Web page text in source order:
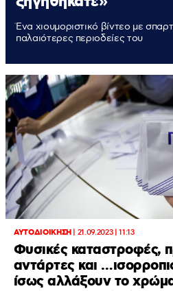
Ένα χιουμοριστικό βίντεο με
παλαιότερες περιοδείες του
ΑΥΤΟΔΙΟΙΚΗΣΗ| 21.09.2023 | 11:13
Φυσικές καταστροφές,
αντάρτες και
ίσως αλλάξουν το